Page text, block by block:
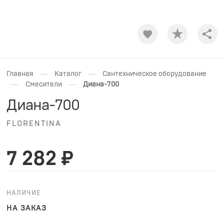
Главная — Каталог — Сантехническое оборудование
— Смесители — Диана-700
Диана-700
FLORENTINA
7 282 ₽
НАЛИЧИЕ
НА ЗАКАЗ